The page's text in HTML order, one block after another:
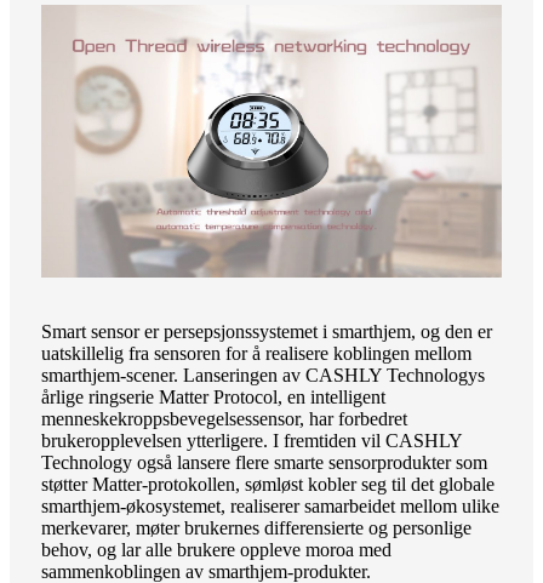
Smart sensor er persepsjonssystemet i smarthjem, og den er
uatskillelig fra sensoren for å realisere koblingen mellom
smarthjem-scener. Lanseringen av CASHLY Technologys
årlige ringserie Matter Protocol, en intelligent
menneskekroppsbevegelsessensor, har forbedret
brukeropplevelsen ytterligere. I fremtiden vil CASHLY
Technology også lansere flere smarte sensorprodukter som
støtter Matter-protokollen, sømløst kobler seg til det globale
smarthjem-økosystemet, realiserer samarbeidet mellom ulike
merkevarer, møter brukernes differensierte og personlige
behov, og lar alle brukere oppleve moroa med
sammenkoblingen av smarthjem-produkter.